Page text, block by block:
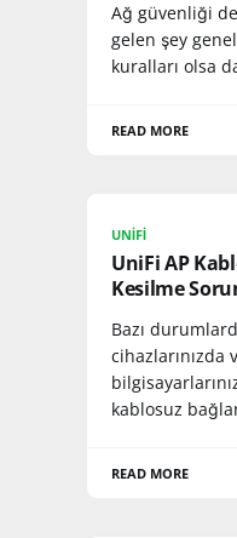
Ağ güvenliği
gelen şey
kuralları olsa
READ MORE
UNIFI
UniFi AP
Kesilme
Bazı
cihazlarınızda
kablosuz
READ MORE